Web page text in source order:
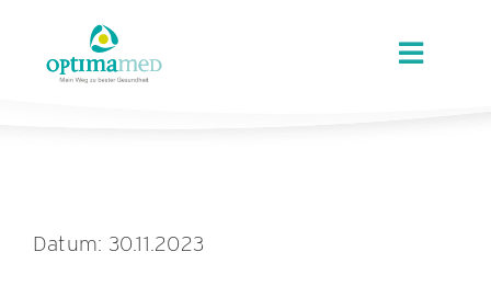
content
Toggle
Datum: 30.11.2023